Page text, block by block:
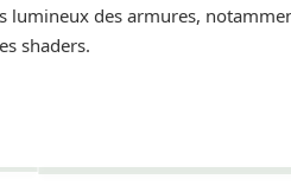
lumineux des armures,
shaders.